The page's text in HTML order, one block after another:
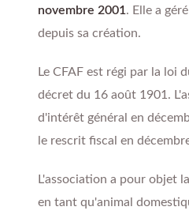
novembre 2001. Elle a
depuis sa création.
Le CFAF est régi par la loi
décret du 16 août 1901.
d'intérêt général en
le rescrit fiscal en
L'association a pour objet
en tant qu'animal